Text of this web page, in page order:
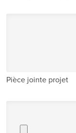
Pièce jointe projet